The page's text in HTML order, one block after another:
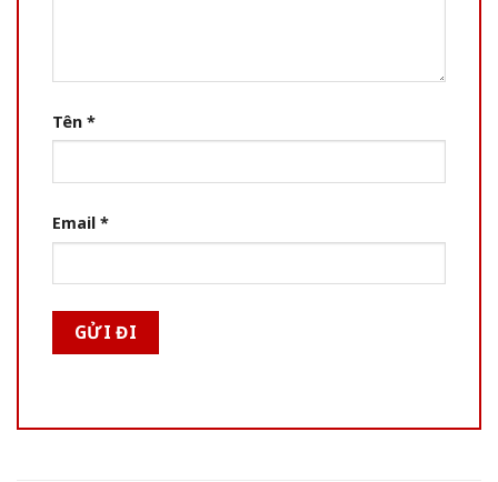
Tên *
Email *